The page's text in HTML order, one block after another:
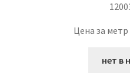
Цена за
нет в